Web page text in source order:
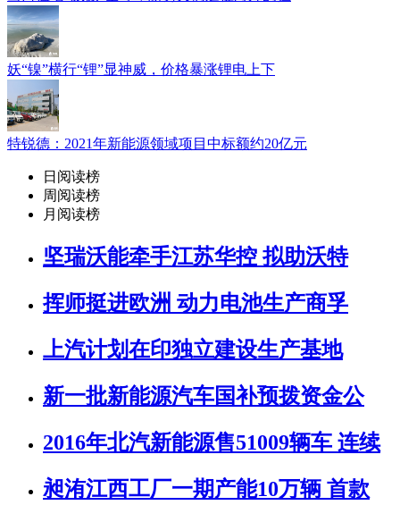
妖“镍”横行“锂”显神威，价格暴涨锂电上下
特锐德：2021年新能源领域项目中标额约20亿元
日阅读榜
周阅读榜
月阅读榜
坚瑞沃能牵手江苏华控 拟助沃特
挥师挺进欧洲 动力电池生产商孚
上汽计划在印独立建设生产基地
新一批新能源汽车国补预拨资金公
2016年北汽新能源售51009辆车 连续
昶洧江西工厂一期产能10万辆 首款